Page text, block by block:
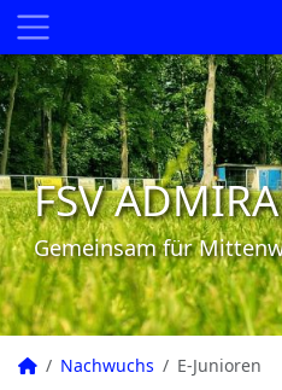
FSV
Gemeinsam für
Nachwuchs E-Junioren